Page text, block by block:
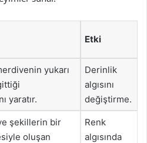
Etki
yukarı
yaratır.
Derinlik
algısını
değiştirme.
şekillerin bir
oluşan
Renk
algısında